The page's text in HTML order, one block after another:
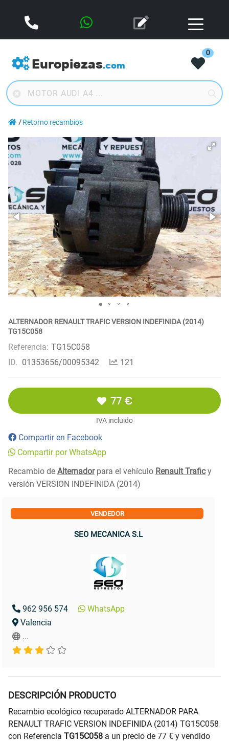
Europiezas.com
0
Retorno recambios
ALTERNADOR RENAULT TRAFIC VERSION INDEFINIDA (2014)
TG15C058
Referencia: TG15C058
ID. 01353656/00095342 121
77 €
IVA incluido
Compartir en Facebook
Compartir por WhatsApp
Recambio de Alternadorpara el vehículo Renault Traficy
versión VERSION INDEFINIDA (2014)
VENDEDOR
SEO MECANICA S.L
962 956 574
WhatsApp
Valencia
...
DESCRIPCIÓN PRODUCTO
Recambio ecológico recuperado ALTERNADOR PARA
RENAULT TRAFIC VERSION INDEFINIDA (2014) TG15C058
con Referencia TG15C058 a un precio de 77 € y vendido